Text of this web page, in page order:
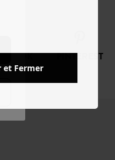
TIKTOK PINTEREST
et Fermer